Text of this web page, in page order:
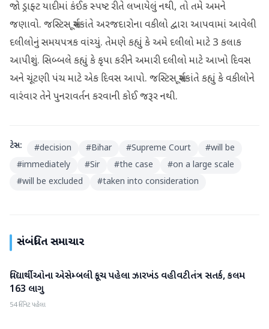
જો ડ્રાફ્ટ યાદીમાં કંઈક સ્પષ્ટ રીતે લખાયેલું નથી, તો તમે અમને
જણાવો. જસ્ટિસ સૂર્યકાંતે અરજદારોના વકીલો દ્વારા આપવામાં આવેલી
દલીલોનું સમયપત્રક વાંચ્યું. તેમણે કહ્યું કે અમે દલીલો માટે 3 કલાક
આપીશું. સિબ્બલે કહ્યું કે કૃપા કરીને અમારી દલીલો માટે આખો દિવસ
અને ચૂંટણી પંચ માટે એક દિવસ આપો. જસ્ટિસ સૂર્યકાંતે કહ્યું કે વકીલોને
વારંવાર તેને પુનરાવર્તન કરવાની કોઈ જરૂર નથી.
ટેગ્સ: #decision #Bihar #Supreme Court #will be
#immediately #Sir #the case #on a large scale
#will be excluded #taken into consideration
સંબંધિત સમાચાર
રાષ્ટ્રીય
વિદ્યાર્થીઓના એસેમ્બલી કૂચ પહેલા ઝારખંડ વહીવટીતંત્ર સતર્ક, કલમ
163 લાગુ
54 મિનિટ પહેલા